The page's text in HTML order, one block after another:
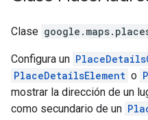
Clase
Configura un
PlaceDetailsElement o
mostrar la dirección de un
como secundario de un